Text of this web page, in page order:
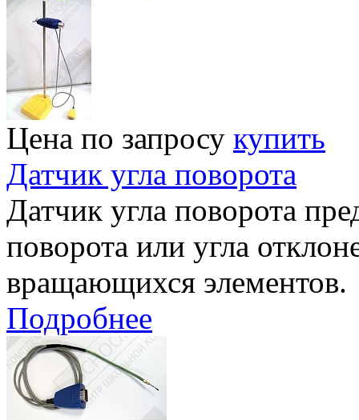
Цена по запросу купить
Датчик угла поворота
Датчик угла поворота
поворота или угла
вращающихся элементов.
Подробнее